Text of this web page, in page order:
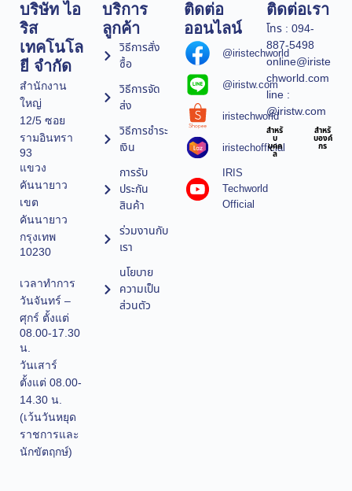
บริษัท ไอ
ริส
เทคโนโล
ยี จำกัด
สำนักงาน
ใหญ่
12/5 ซอย
รามอินทรา
93
แขวง
คันนายาว
เขต
คันนายาว
กรุงเทพ
10230
เวลาทำการ
วันจันทร์ –
ศุกร์ ตั้งแต่
08.00-17.30
น.
วันเสาร์
ตั้งแต่ 08.00-
14.30 น.
(เว้นวันหยุด
ราชการและ
นักขัตฤกษ์)
บริการ
ลูกค้า
วิธีการสั่ง
ซื้อ
วิธีการจัด
ส่ง
วิธีการชำระ
เงิน
การรับ
ประกัน
สินค้า
ร่วมงานกับ
เรา
นโยบาย
ความเป็น
ส่วนตัว
ติดต่อ
ออนไลน์
@iristechworld
@iristw.com
iristechworld
iristechofficial
IRIS
Techworld
Official
ติดต่อเรา
โทร : 094-
887-5498
online@iriste
chworld.com
line :
@iristw.com
สำหรั
บ
บุคค
ล
สำหรั
บองค์
กร